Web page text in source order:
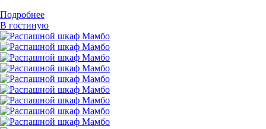
Подробнее
В гостиную